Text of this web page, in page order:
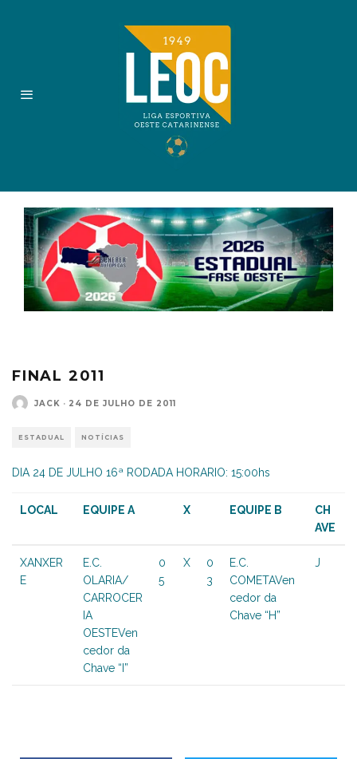
FINAL 2011
JACK · 24 DE JULHO DE 2011
ESTADUAL NOTÍCIAS
DIA 24 DE JULHO 16ª RODADA HORARIO: 15:00hs
LOCAL EQUIPE A X EQUIPE B
CH
AVE
XANXER
E
E.C.
OLARIA/
CARROCER
IA
OESTEVen
cedor da
Chave “I”
0
5
X
0
3
E.C.
COMETAVen
cedor da
Chave “H”
J